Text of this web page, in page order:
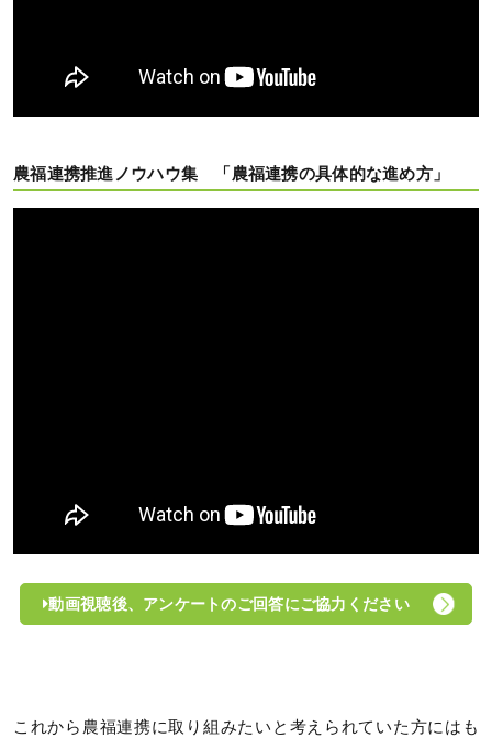
農福連携推進ノウハウ集 「農福連携の具体的な進め方」
動画視聴後、アンケートのご回答にご協力ください
これから農福連携に取り組みたいと考えられていた方にはも